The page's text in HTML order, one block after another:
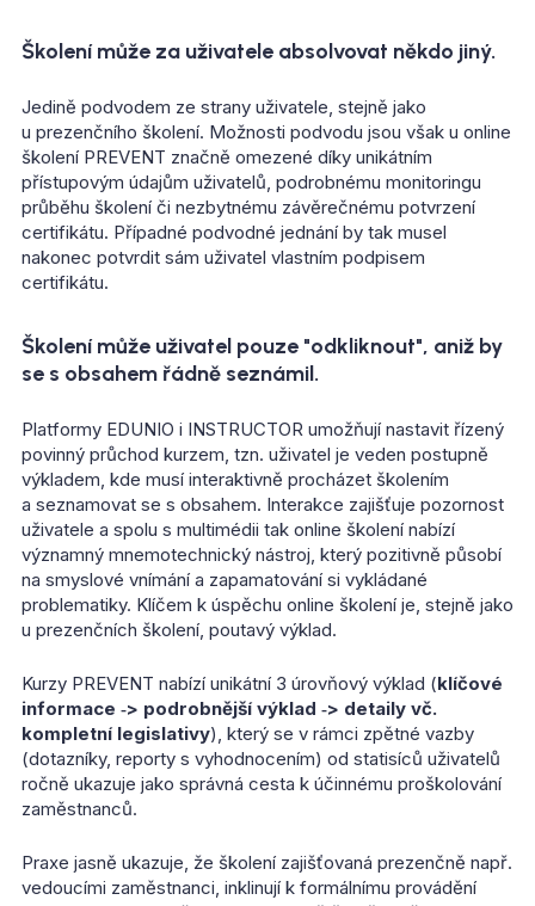
Školení může za uživatele absolvovat někdo jiný.
Jedině podvodem ze strany uživatele, stejně jako
u prezenčního školení. Možnosti podvodu jsou však u online
školení PREVENT značně omezené díky unikátním
přístupovým údajům uživatelů, podrobnému monitoringu
průběhu školení či nezbytnému závěrečnému potvrzení
certifikátu. Případné podvodné jednání by tak musel
nakonec potvrdit sám uživatel vlastním podpisem
certifikátu.
Školení může uživatel pouze "odkliknout", aniž by
se s obsahem řádně seznámil.
Platformy EDUNIO i INSTRUCTOR umožňují nastavit řízený
povinný průchod kurzem, tzn. uživatel je veden postupně
výkladem, kde musí interaktivně procházet školením
a seznamovat se s obsahem. Interakce zajišťuje pozornost
uživatele a spolu s multimédii tak online školení nabízí
významný mnemotechnický nástroj, který pozitivně působí
na smyslové vnímání a zapamatování si vykládané
problematiky. Klíčem k úspěchu online školení je, stejně jako
u prezenčních školení, poutavý výklad.
Kurzy PREVENT nabízí unikátní 3 úrovňový výklad (klíčové
informace ‑> podrobnější výklad ‑> detaily vč.
kompletní legislativy), který se v rámci zpětné vazby
(dotazníky, reporty s vyhodnocením) od statisíců uživatelů
ročně ukazuje jako správná cesta k účinnému proškolování
zaměstnanců.
Praxe jasně ukazuje, že školení zajišťovaná prezenčně např.
vedoucími zaměstnanci, inklinují k formálnímu provádění